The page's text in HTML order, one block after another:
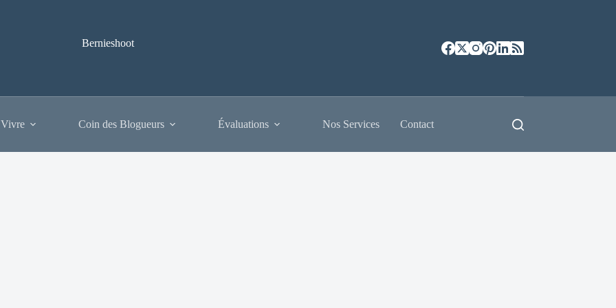
Bernieshoot
Coin des Blogueurs Évaluations Nos Services Contact